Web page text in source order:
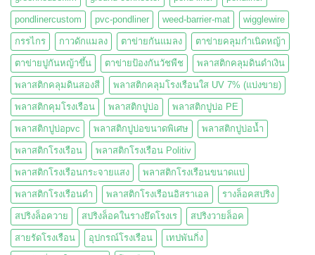
pondlinercustom pvc-pondliner weed-barrier-mat wigglewire
กรรไกร กาวดักแมลง ตาข่ายกันแมลง ตาข่ายคลุมกำเนิดหญ้า
ตาข่ายปูกันหญ้าขึ้น ตาข่ายป้องกันวัชพืช พลาสติกคลุมดินดำเงิน
พลาสติกคลุมดินสองสี พลาสติกคลุมโรงเรือนใส UV 7% (แบ่งขาย)
พลาสติกคุมโรงเรือน พลาสติกปูบ่อ พลาสติกปูบ่อ PE
พลาสติกปูบ่อpvc พลาสติกปูบ่อขนาดพิเศษ พลาสติกปูบ่อน้ำ
พลาสติกโรงเรือน พลาสติกโรงเรือน Politiv
พลาสติกโรงเรือนกระจายแสง พลาสติกโรงเรือนขนาดแบ่
พลาสติกโรงเรือนดำ พลาสติกโรงเรือนอิสราเอล รางล็อคสปริง
สปริงล็อควาย สปริงล็อคในรางยึดโรงเร สปริงวายล็อค
สายรัดโรงเรือน อุปกรณ์โรงเรือน เทปพันกิ่ง